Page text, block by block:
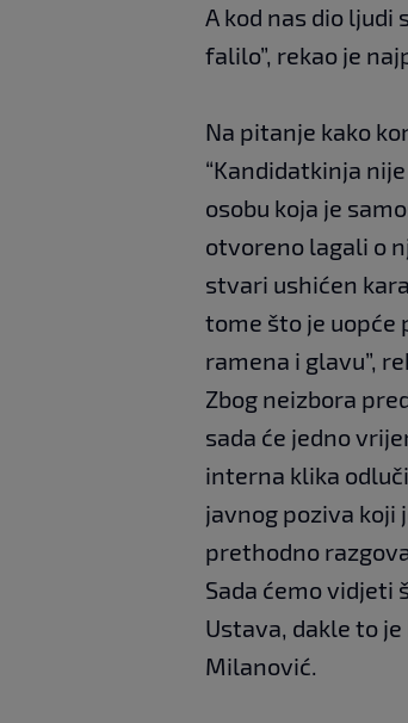
A kod nas dio ljudi
falilo”, rekao je
Na pitanje kako
“Kandidatkinja
osobu koja je
otvoreno lagali o
stvari ushićen
tome što je uopće
ramena i glavu”,
Zbog neizbora
sada će jedno
interna klika
javnog poziva koji
prethodno
Sada ćemo vidjeti
Ustava, dakle to
Milanović.